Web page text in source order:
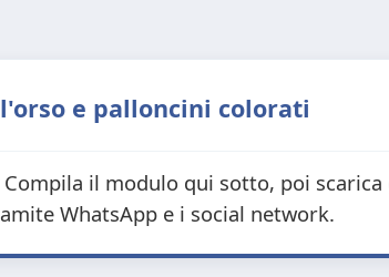
e palloncini colorati
il modulo qui sotto, poi
WhatsApp e i social network.